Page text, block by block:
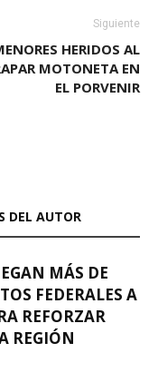
Siguiente
HERIDOS AL
MOTONETA EN
EL PORVENIR
DEL AUTOR
MÁS DE
FEDERALES A
REFORZAR
REGIÓN